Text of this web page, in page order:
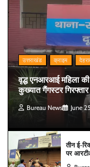
उत्तराखंड क्राइम
वृद्ध एनआरआई महिला
कुख्यात गैंगस्टर गिरफ्तार
Bureau News June
तीन ई-
पर